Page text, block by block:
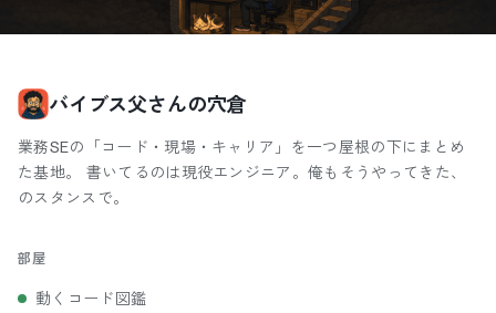
バイブス父さんの穴倉
業務SEの「コード・現場・キャリア」を一つ屋根の下にまとめ
た基地。 書いてるのは現役エンジニア。俺もそうやってきた、
のスタンスで。
部屋
動くコード図鑑